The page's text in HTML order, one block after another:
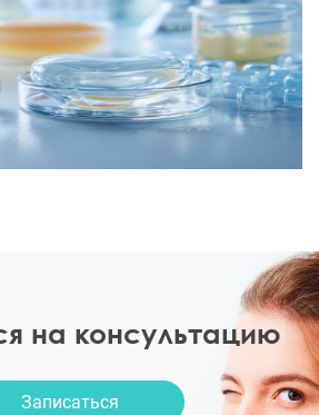
на консультацию
Записаться